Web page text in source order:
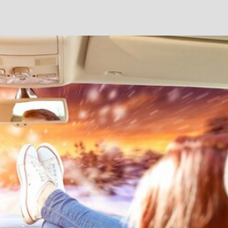
PREKĖS
IR LAIDAI